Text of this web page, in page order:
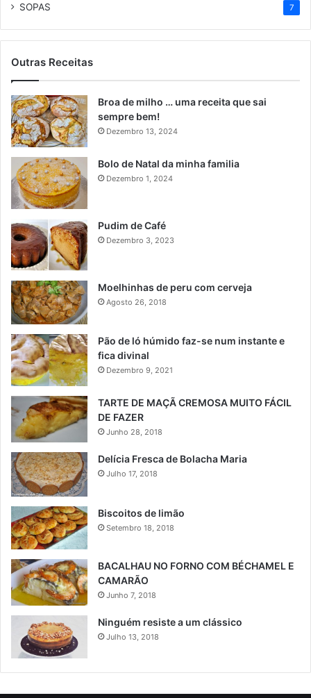
SOPAS 7
Outras Receitas
Broa de milho … uma receita que sai
sempre bem!
Dezembro 13, 2024
Bolo de Natal da minha familia
Dezembro 1, 2024
Pudim de Café
Dezembro 3, 2023
Moelhinhas de peru com cerveja
Agosto 26, 2018
Pão de ló húmido faz-se num instante e
fica divinal
Dezembro 9, 2021
TARTE DE MAÇÃ CREMOSA MUITO FÁCIL
DE FAZER
Junho 28, 2018
Delícia Fresca de Bolacha Maria
Julho 17, 2018
Biscoitos de limão
Setembro 18, 2018
BACALHAU NO FORNO COM BÉCHAMEL E
CAMARÃO
Junho 7, 2018
Ninguém resiste a um clássico
Julho 13, 2018